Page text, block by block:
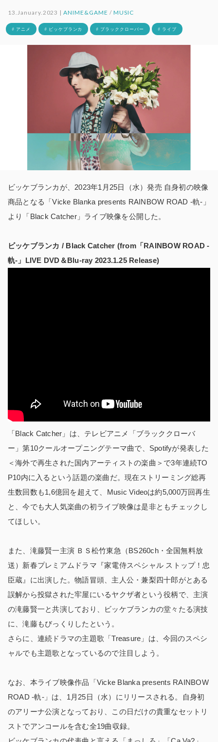
13.January.2023 |ANIME&GAME / MUSIC
# アニメ # ビッケブランカ # ブラッククローバー # ライブ
ビッケブランカが、2023年1月25日（水）発売 自身初の映像
商品となる「Vicke Blanka presents RAINBOW ROAD -軌-」
より「Black Catcher」ライブ映像を公開した。
ビッケブランカ / Black Catcher (from「RAINBOW ROAD -
軌-」LIVE DVD＆Blu-ray 2023.1.25 Release)
「Black Catcher」は、テレビアニメ「ブラッククローバ
ー」第10クールオープニングテーマ曲で、Spotifyが発表した
＜海外で再生された国内アーティストの楽曲＞で3年連続TO
P10内に入るという話題の楽曲だ。現在ストリーミング総再
生数回数も1,6億回を超えて、Music Videoは約5,000万回再生
と、今でも大人気楽曲の初ライブ映像は是非ともチェックし
てほしい。
また、滝藤賢一主演 ＢＳ松竹東急（BS260ch・全国無料放
送）新春プレミアムドラマ『家電侍スペシャル ストップ！忠
臣蔵』に出演した。物語冒頭、主人公・兼梨四十郎がとある
誤解から投獄された牢屋にいるヤクザ者という役柄で、主演
の滝藤賢一と共演しており、ビッケブランカの堂々たる演技
に、滝藤もびっくりしたという。
さらに、連続ドラマの主題歌「Treasure」は、今回のスペシ
ャルでも主題歌となっているので注目しよう。
なお、本ライブ映像作品「Vicke Blanka presents RAINBOW
ROAD -軌-」は、1月25日（水）にリリースされる。自身初
のアリーナ公演となっており、この日だけの貴重なセットリ
ストでアンコールを含む全19曲収録。